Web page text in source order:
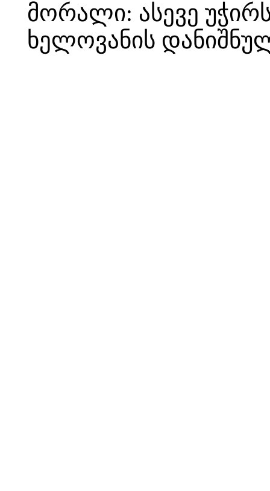
მორალი: ასევე
ხელოვანის